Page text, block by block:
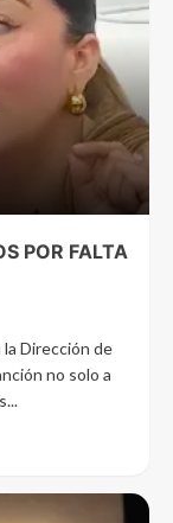
POR FALTA
Dirección de
no solo a